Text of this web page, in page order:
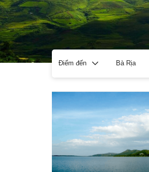
Điểm đến Bà Rịa